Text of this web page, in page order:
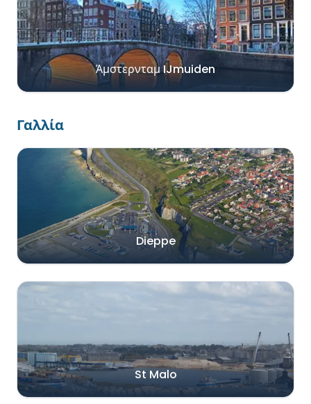
Άμστερνταμ IJmuiden
Γαλλία
Dieppe
St Malo